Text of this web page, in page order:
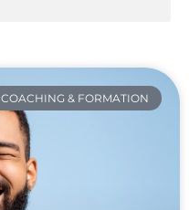
COACHING & FORMATION